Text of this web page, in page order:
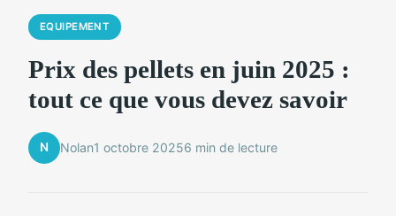
EQUIPEMENT
Prix des pellets en juin 2025 :
tout ce que vous devez savoir
N Nolan1 octobre 20256 min de lecture